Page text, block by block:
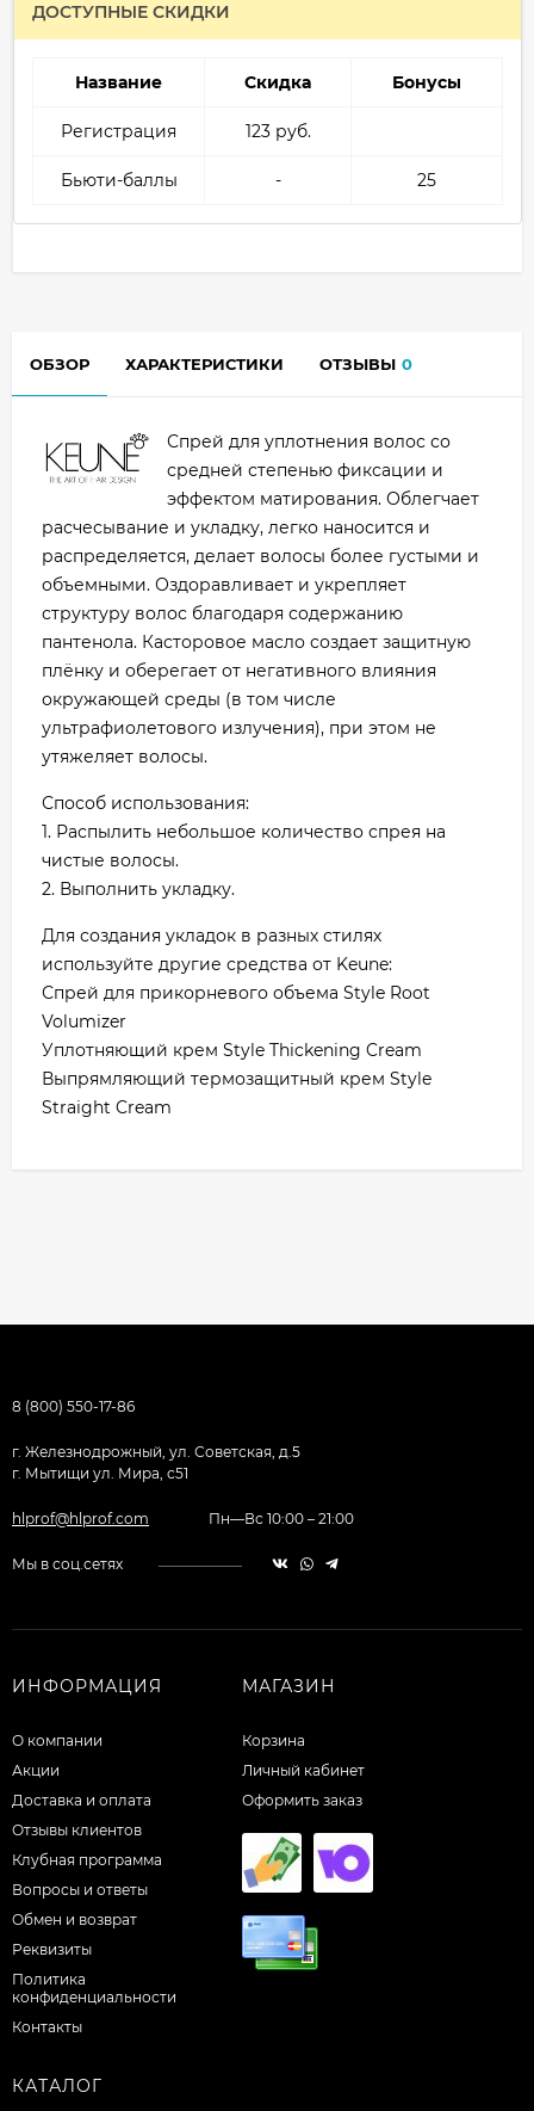
ДОСТУПНЫЕ СКИДКИ
Название Скидка Бонусы
Регистрация 123 руб.
Бьюти-баллы - 25
ОБЗОР ХАРАКТЕРИСТИКИ ОТЗЫВЫ 0
Спрей для уплотнения волос со
средней степенью фиксации и
эффектом матирования. Облегчает
расчесывание и укладку, легко наносится и
распределяется, делает волосы более густыми и
объемными. Оздоравливает и укрепляет
структуру волос благодаря содержанию
пантенола. Касторовое масло создает защитную
плёнку и оберегает от негативного влияния
окружающей среды (в том числе
ультрафиолетового излучения), при этом не
утяжеляет волосы.
Способ использования:
1. Распылить небольшое количество спрея на
чистые волосы.
2. Выполнить укладку.
Для создания укладок в разных стилях
используйте другие средства от Keune:
Спрей для прикорневого объема Style Root
Volumizer
Уплотняющий крем Style Thickening Cream
Выпрямляющий термозащитный крем Style
Straight Cream
8 (800) 550-17-86
г. Железнодрожный, ул. Советская, д.5
г. Мытищи ул. Мира, с51
hlprof@hlprof.com Пн—Вс 10:00 – 21:00
Мы в соц.сетях
ИНФОРМАЦИЯ
О компании
Акции
Доставка и оплата
Отзывы клиентов
Клубная программа
Вопросы и ответы
Обмен и возврат
Реквизиты
Политика
конфиденциальности
Контакты
МАГАЗИН
Корзина
Личный кабинет
Оформить заказ
КАТАЛОГ